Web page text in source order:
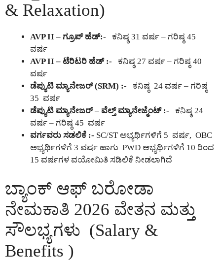
& Relaxation)
AVP II – ಗ್ರೂಪ್ ಹೆಡ್:- ಕನಿಷ್ಠ 31 ವರ್ಷ – ಗರಿಷ್ಠ 45
ವರ್ಷ
AVP II – ಟೆರಿಟರಿ ಹೆಡ್ :- ಕನಿಷ್ಠ 27 ವರ್ಷ – ಗರಿಷ್ಠ 40
ವರ್ಷ
ಡೆಪ್ಯುಟಿ ಮ್ಯಾನೇಜರ್ (SRM) :- ಕನಿಷ್ಠ 24 ವರ್ಷ – ಗರಿಷ್ಠ
35 ವರ್ಷ
ಡೆಪ್ಯುಟಿ ಮ್ಯಾನೇಜರ್ – ವೆಲ್ತ್ ಮ್ಯಾನೇಜ್ಮೆಂಟ್ :- ಕನಿಷ್ಠ 24
ವರ್ಷ – ಗರಿಷ್ಠ 45 ವರ್ಷ
ವರ್ಗವರು ಸಡಲಿಕೆ :- SC/ST ಅಭ್ಯರ್ಥಿಗಳಿಗೆ 5 ವರ್ಷ, OBC
ಅಭ್ಯರ್ಥಿಗಳಿಗೆ 3 ವರ್ಷ ಹಾಗು PWD ಅಭ್ಯರ್ಥಿಗಳಿಗೆ 10 ರಿಂದ
15 ವರ್ಷಗಳ ವಯೋಮಿತಿ ಸಡಿಲಿಕೆ ನೀಡಲಾಗಿದೆ
ಬ್ಯಾಂಕ್ ಆಫ್ ಬರೋಡಾ
ನೇಮಕಾತಿ 2026 ವೇತನ ಮತ್ತು
ಸೌಲಭ್ಯಗಳು (Salary &
Benefits )